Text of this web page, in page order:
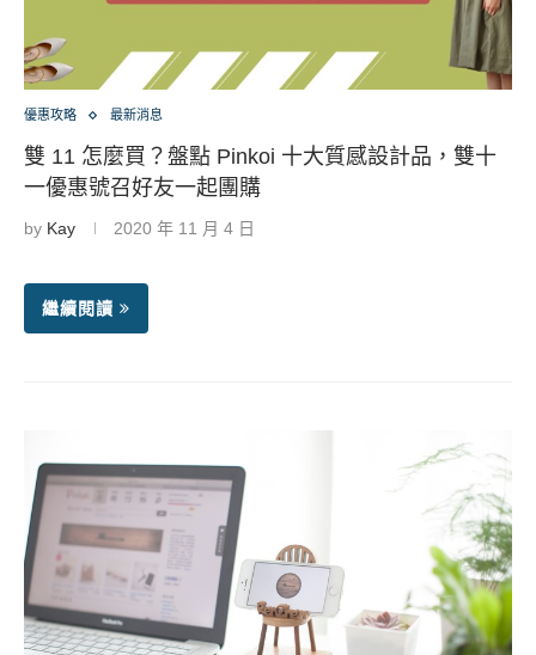
優惠攻略 最新消息
雙 11 怎麼買？盤點 Pinkoi 十大質感設計品，雙十
一優惠號召好友一起團購
by Kay 2020 年 11 月 4 日
繼續閱讀